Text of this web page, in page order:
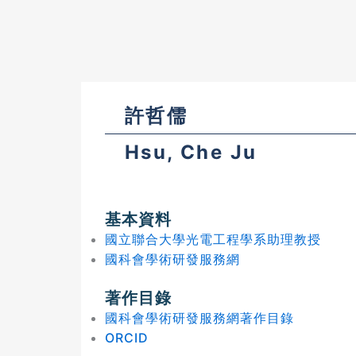
許哲儒
Hsu, Che Ju
基本資料
國立聯合大學光電工程學系助理教授
國科會學術研發服務網
著作目錄
國科會學術研發服務網著作目錄
ORCID